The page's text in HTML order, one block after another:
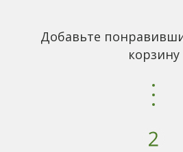
Добавьте
корзину